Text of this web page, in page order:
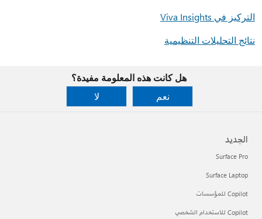
التركيز في Viva Insights
نتائج التحليلات التنظيمية
هل كانت هذه المعلومة مفيدة؟
نعم
لا
الجديد
Surface Pro
Surface Laptop
Copilot للمؤسسات
Copilot للاستخدام الشخصي